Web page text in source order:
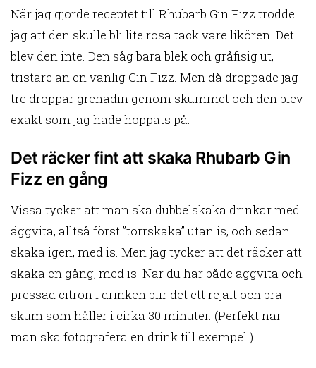
När jag gjorde receptet till Rhubarb Gin Fizz trodde
jag att den skulle bli lite rosa tack vare likören. Det
blev den inte. Den såg bara blek och gråfisig ut,
tristare än en vanlig Gin Fizz. Men då droppade jag
tre droppar grenadin genom skummet och den blev
exakt som jag hade hoppats på.
Det räcker fint att skaka Rhubarb Gin
Fizz en gång
Vissa tycker att man ska dubbelskaka drinkar med
äggvita, alltså först ”torrskaka” utan is, och sedan
skaka igen, med is. Men jag tycker att det räcker att
skaka en gång, med is. När du har både äggvita och
pressad citron i drinken blir det ett rejält och bra
skum som håller i cirka 30 minuter. (Perfekt när
man ska fotografera en drink till exempel.)